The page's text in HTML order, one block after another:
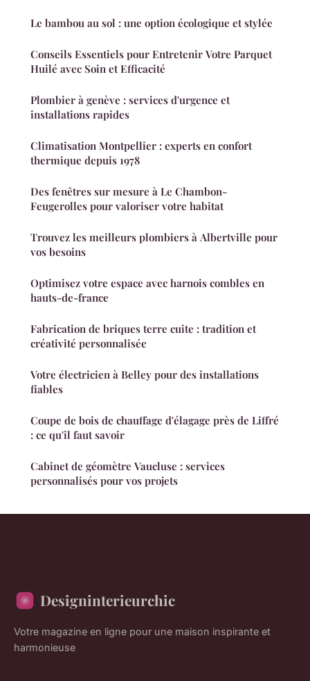
Le bambou au sol : une option écologique et stylée
Conseils Essentiels pour Entretenir Votre Parquet
Huilé avec Soin et Efficacité
Plombier à genève : services d'urgence et
installations rapides
Climatisation Montpellier : experts en confort
thermique depuis 1978
Des fenêtres sur mesure à Le Chambon-
Feugerolles pour valoriser votre habitat
Trouvez les meilleurs plombiers à Albertville pour
vos besoins
Optimisez votre espace avec harnois combles en
hauts-de-france
Fabrication de briques terre cuite : tradition et
créativité personnalisée
Votre électricien à Belley pour des installations
fiables
Coupe de bois de chauffage d'élagage près de Liffré
: ce qu'il faut savoir
Cabinet de géomètre Vaucluse : services
personnalisés pour vos projets
Designinterieurchic
Votre magazine en ligne pour une maison inspirante et
harmonieuse